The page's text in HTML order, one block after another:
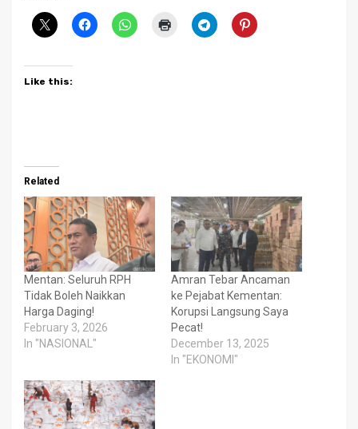
Like this:
Related
Mentan: Seluruh RPH
Tidak Boleh Naikkan
Harga Daging!
February 3, 2026
In "NASIONAL"
Amran Tebar Ancaman
ke Pejabat Kementan:
Korupsi Langsung Saya
Pecat!
December 13, 2025
In "EKONOMI"